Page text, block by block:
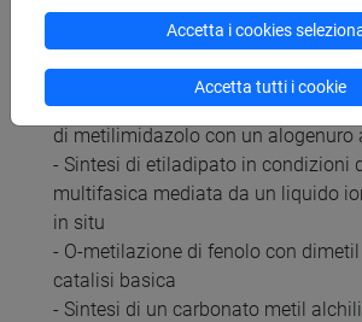
cicloesene mediante acqua
condizioni di catalisi per
- Sintesi di un liquido ionico per
di metilimidazolo con un alogenuro
- Sintesi di etiladipato in condizioni
multifasica mediata da un liquido
in situ
- O-metilazione di fenolo con
catalisi basica
- Sintesi di un carbonato metil
Accetta i cookies
Accetta tutti i cookie